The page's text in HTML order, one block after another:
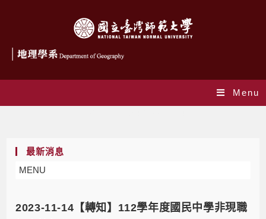
Menu
最新消息
MENU
2023-11-14【轉知】112學年度國民中學非現職